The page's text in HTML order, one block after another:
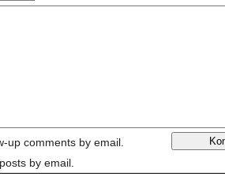
up comments by email.
by email.